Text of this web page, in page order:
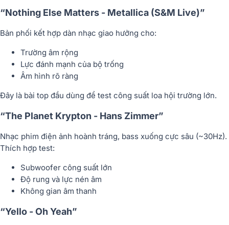
“Nothing Else Matters - Metallica (S&M Live)”
Bản phối kết hợp dàn nhạc giao hưởng cho:
Trường âm rộng
Lực đánh mạnh của bộ trống
Âm hình rõ ràng
Đây là bài top đầu dùng để test công suất loa hội trường lớn.
“The Planet Krypton - Hans Zimmer”
Nhạc phim điện ảnh hoành tráng, bass xuống cực sâu (~30Hz).
Thích hợp test:
Subwoofer công suất lớn
Độ rung và lực nén âm
Không gian âm thanh
“Yello - Oh Yeah”